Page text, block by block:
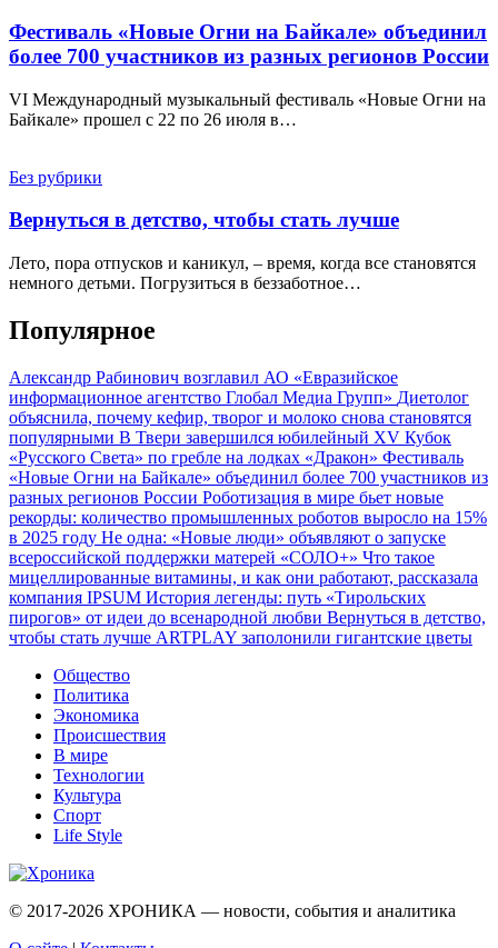
Фестиваль «Новые Огни на Байкале» объединил
более 700 участников из разных регионов России
VI Международный музыкальный фестиваль «Новые Огни на
Байкале» прошел с 22 по 26 июля в…
Без рубрики
Вернуться в детство, чтобы стать лучше
Лето, пора отпусков и каникул, – время, когда все становятся
немного детьми. Погрузиться в беззаботное…
Популярное
Александр Рабинович возглавил АО «Евразийское
информационное агентство Глобал Медиа Групп» Диетолог
объяснила, почему кефир, творог и молоко снова становятся
популярными В Твери завершился юбилейный XV Кубок
«Русского Света» по гребле на лодках «Дракон» Фестиваль
«Новые Огни на Байкале» объединил более 700 участников из
разных регионов России Роботизация в мире бьет новые
рекорды: количество промышленных роботов выросло на 15%
в 2025 году Не одна: «Новые люди» объявляют о запуске
всероссийской поддержки матерей «СОЛО+» Что такое
мицеллированные витамины, и как они работают, рассказала
компания IPSUM История легенды: путь «Тирольских
пирогов» от идеи до всенародной любви Вернуться в детство,
чтобы стать лучше ARTPLAY заполонили гигантские цветы
Общество
Политика
Экономика
Происшествия
В мире
Технологии
Культура
Спорт
Life Style
© 2017-2026 ХРОНИКА — новости, события и аналитика